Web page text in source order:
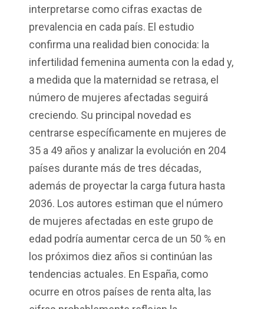
interpretarse como cifras exactas de
prevalencia en cada país. El estudio
confirma una realidad bien conocida: la
infertilidad femenina aumenta con la edad y,
a medida que la maternidad se retrasa, el
número de mujeres afectadas seguirá
creciendo. Su principal novedad es
centrarse específicamente en mujeres de
35 a 49 años y analizar la evolución en 204
países durante más de tres décadas,
además de proyectar la carga futura hasta
2036. Los autores estiman que el número
de mujeres afectadas en este grupo de
edad podría aumentar cerca de un 50 % en
los próximos diez años si continúan las
tendencias actuales. En España, como
ocurre en otros países de renta alta, las